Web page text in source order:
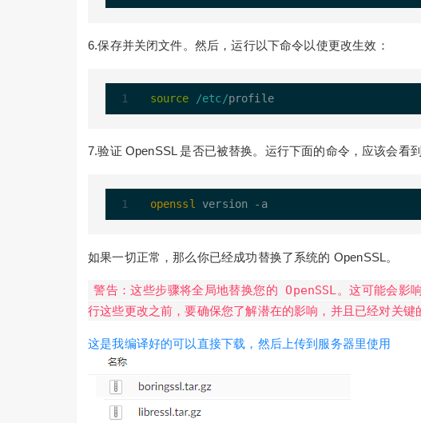
6.保存并关闭文件。然后，运行以下命令以使更改生效：
source /etc/
7.验证 OpenSSL 是否已被替换。运行下面的命令，应该会看
openssl version -a
如果一切正常，那么你已经成功替换了系统的 OpenSSL。
警告：这些步骤将全局地替换您的 OpenSSL。这可能会
行这些更改之前，要确保您了解潜在的影响，并且已经对关键
这是我编译好的可以直接下载，然后上传到服务器里使用